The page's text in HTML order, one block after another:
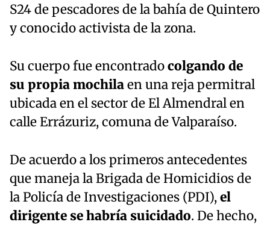
S24 de pescadores de la bahía de Quintero
y conocido activista de la zona.
Su cuerpo fue encontradocolgando de
su propia mochilaen una reja permitral
ubicada en el sector de El Almendral en
calle Errázuriz, comuna de Valparaíso.
De acuerdo a los primeros antecedentes
que maneja la Brigada de Homicidios de
la Policía de Investigaciones (PDI),el
dirigente se habría suicidado. De hecho,